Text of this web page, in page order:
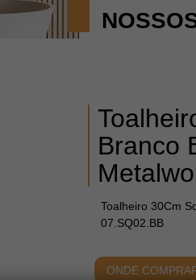
Branco
Toalheiro 30Cm
07.SQ02.BB
ONDE